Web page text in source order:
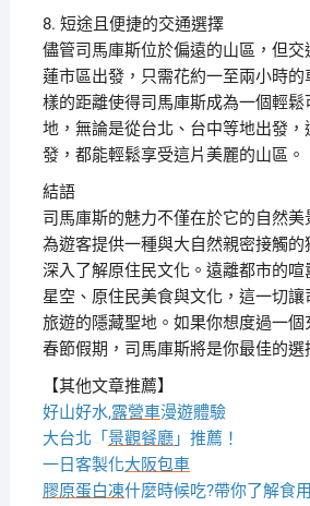
8. 短途且便捷的交通選擇
儘管司馬庫斯位於偏遠的山區，但
蓮市區出發，只需花約一至兩小時
樣的距離使得司馬庫斯成為一個輕鬆
地，無論是從台北、台中等地出發，
發，都能輕鬆享受這片美麗的山區。
結語
司馬庫斯的魅力不僅在於它的自然
為遊客提供一種與大自然親密接觸的
深入了解原住民文化。遠離都市的喧
星空、原住民美食與文化，這一切
旅遊的隱藏聖地。如果你想度過一個
春節假期，司馬庫斯將是你最佳的選
【其他文章推薦】
好山好水,露營車漫遊體驗
大台北「 景觀餐廳」推薦！
一日客製化大阪包車
膠原蛋白凍什麼時候吃?帶你了解食